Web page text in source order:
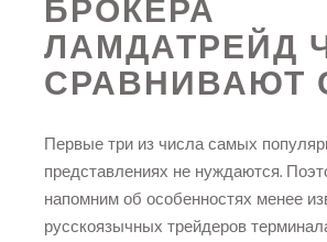
ЛАМДАТРЕЙД
СРАВНИВАЮТ
Первые три из числа самых
представлениях не нуждаются.
напомним об особенностях менее
русскоязычных трейдеров